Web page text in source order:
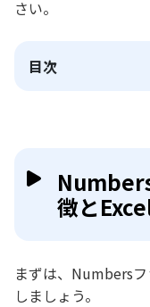
さい。
目次
徴と
まずは、Numbers
しましょう。